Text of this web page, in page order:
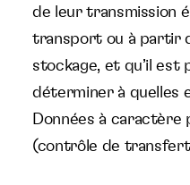
de leur transmission
transport ou à partir
stockage, et qu’il est
déterminer à quelles
Données à
(contrôle de transfert